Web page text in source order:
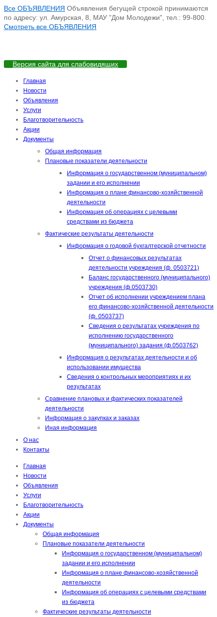
Все ОБЪЯВЛЕНИЯ Объявления бегущей строкой принимаются
по адресу: ул. Амурская, 8, МАУ "Дом Молодежи", тел.: 99-800.
Смотреть все ОБЪЯВЛЕНИЯ
Версия сайта для слабовидящих
Главная
Новости
Объявления
Услуги
Благотворительность
Акции
Документы
Общая информация
Плановые показатели деятельности
Информация о государственном (муниципальном)
задании и его исполнении
Информация о плане финансово-хозяйственной
деятельности
Информация об операциях с целевыми
средствами из бюджета
Фактические результаты деятельности
Информация о годовой бухгалтерской отчетности
Отчет о финансовых результатах
деятельности учреждения (ф. 0503721)
Баланс государственного (муниципального)
учреждения (ф.0503730)
Отчет об исполнении учреждением плана
его финансово-хозяйственной деятельности
(ф. 0503737)
Сведения о результатах учреждения по
исполнению государственного
(муниципального) задания (ф.0503762)
Информация о результатах деятельности и об
использовании имущества
Сведения о контрольных мероприятиях и их
результатах
Сравнение плановых и фактических показателей
деятельности
Информация о закупках и заказах
Иная информация
О нас
Контакты
Главная
Новости
Объявления
Услуги
Благотворительность
Акции
Документы
Общая информация
Плановые показатели деятельности
Информация о государственном (муниципальном)
задании и его исполнении
Информация о плане финансово-хозяйственной
деятельности
Информация об операциях с целевыми средствами
из бюджета
Фактические результаты деятельности